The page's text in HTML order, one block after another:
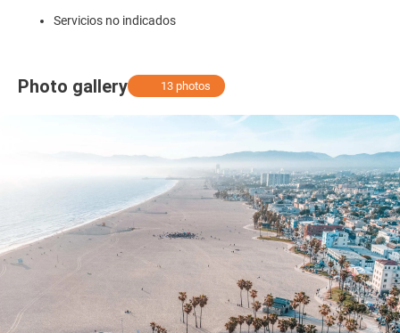
Servicios no indicados
Photo gallery 13 photos